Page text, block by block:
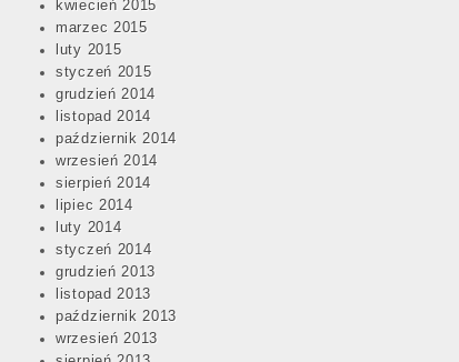
kwiecień 2015
marzec 2015
luty 2015
styczeń 2015
grudzień 2014
listopad 2014
październik 2014
wrzesień 2014
sierpień 2014
lipiec 2014
luty 2014
styczeń 2014
grudzień 2013
listopad 2013
październik 2013
wrzesień 2013